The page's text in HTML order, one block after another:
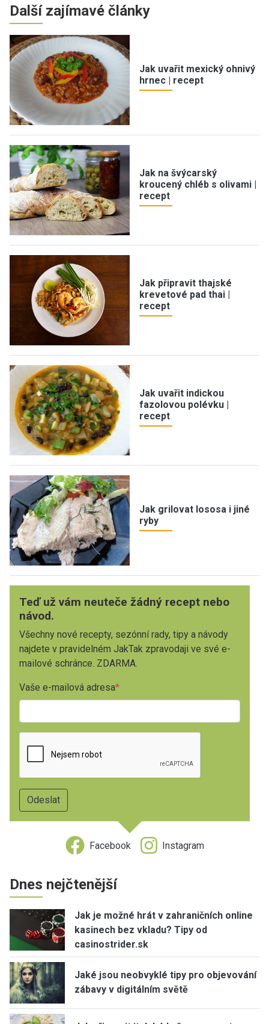
Další zajímavé články
Jak uvařit mexický ohnivý
hrnec | recept
Jak na švýcarský
kroucený chléb s olivami |
recept
Jak připravit thajské
krevetové pad thai |
recept
Jak uvařit indickou
fazolovou polévku |
recept
Jak grilovat lososa i jiné
ryby
Teď už vám neuteče žádný recept nebo
návod.
Všechny nové recepty, sezónní rady, tipy a návody
najdete v pravidelném JakTak zpravodaji ve své e-
mailové schránce. ZDARMA.
Vaše e-mailová adresa
Facebook Instagram
Dnes nejčtenější
Jak je možné hrát v zahraničních online
kasinech bez vkladu? Tipy od
casinostrider.sk
Jaké jsou neobvyklé tipy pro objevování
zábavy v digitálním světě